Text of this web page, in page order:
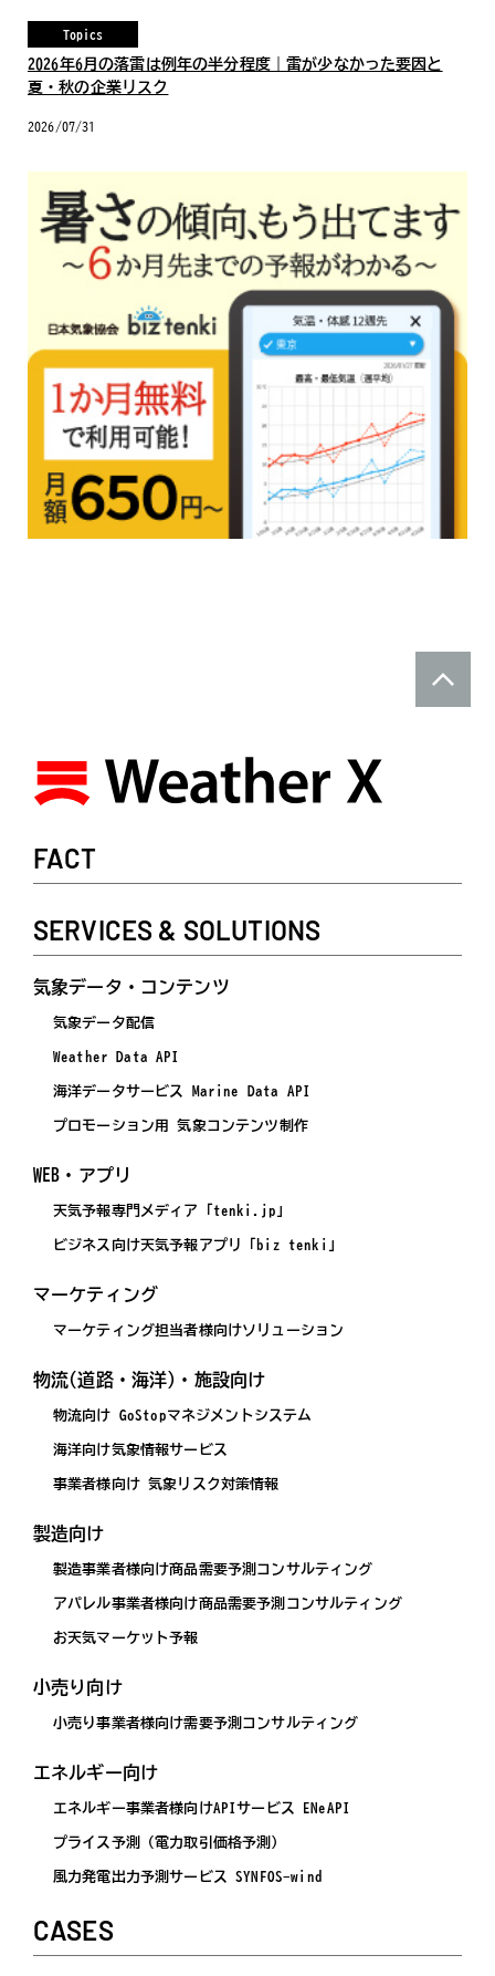
Topics
2026年6月の落雷は例年の半分程度｜雷が少なかった要因と
夏・秋の企業リスク
2026/07/31
FACT
SERVICES & SOLUTIONS
気象データ・コンテンツ
気象データ配信
Weather Data API
海洋データサービス Marine Data API
プロモーション用 気象コンテンツ制作
WEB・アプリ
天気予報専門メディア「tenki.jp」
ビジネス向け天気予報アプリ「biz tenki」
マーケティング
マーケティング担当者様向けソリューション
物流(道路・海洋)・施設向け
物流向け GoStopマネジメントシステム
海洋向け気象情報サービス
事業者様向け 気象リスク対策情報
製造向け
製造事業者様向け商品需要予測コンサルティング
アパレル事業者様向け商品需要予測コンサルティング
お天気マーケット予報
小売り向け
小売り事業者様向け需要予測コンサルティング
エネルギー向け
エネルギー事業者様向けAPIサービス ENeAPI
プライス予測（電力取引価格予測）
風力発電出力予測サービス SYNFOS-wind
CASES